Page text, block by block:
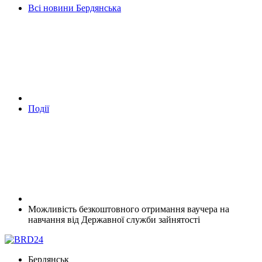
Всі новини Бердянська
Події
Можливість безкоштовного отримання ваучера на
навчання від Державної служби зайнятості
Бердянськ